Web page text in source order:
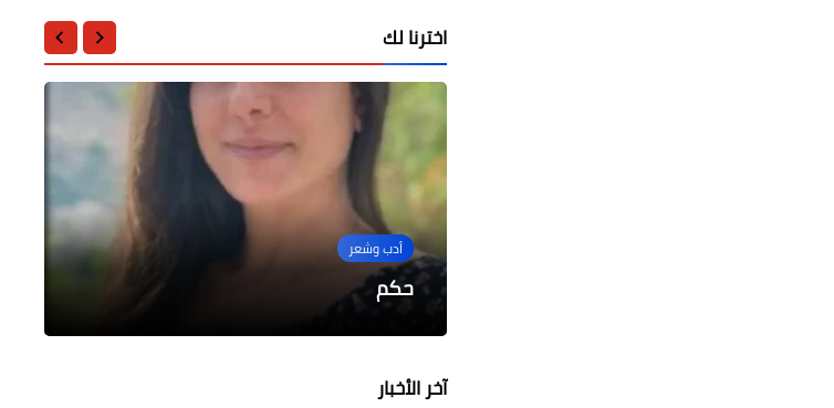
اخترنا لك
أدب وشعر
حكم
أخبار مصر
هل يستمر الذهب في الهبوط ؟
محافظات
رئيس الوزراء يتفقد مشروع تنمية وتطوير
المنطقة الاستثمارية بالصف
أدب وشعر
عماد الدين محمد - يكتب " ترى الزمان "
مقالات
الدفاع عن الحضارة تطالب محافظة البحيرة
بإزالة النصب الذى يشوه مدينة رشيد
آخر الأخبار